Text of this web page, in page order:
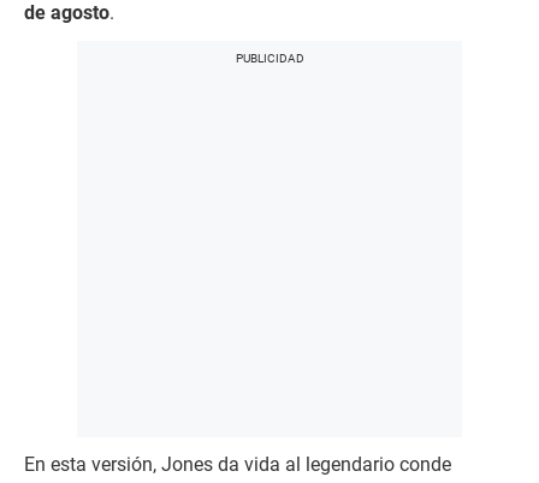
de agosto.
En esta versión, Jones da vida al legendario conde